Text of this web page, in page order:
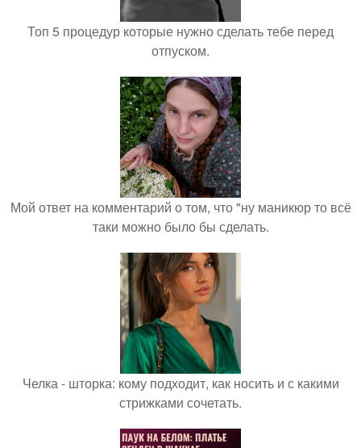
Топ 5 процедур которые нужно сделать тебе перед
отпуском.
Мой ответ на комментарий о том, что "ну маникюр то всё
таки можно было бы сделать.
Челка - шторка: кому подходит, как носить и с какими
стрижками сочетать.